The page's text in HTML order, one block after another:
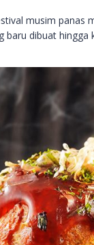
musim panas
dibuat hingga